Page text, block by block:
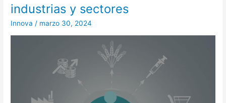
industrias y sectores
Innova / marzo 30, 2024
Central
en
diferentes
industrias